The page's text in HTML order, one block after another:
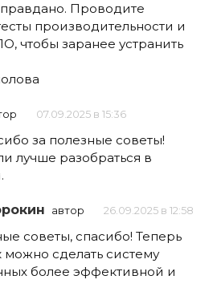
Проводите
производительности и
чтобы заранее устранить
07.09.2025 в 15:36
за полезные советы!
лучше разобраться в
автор 26.09.2025 в 12:58
советы, спасибо! Теперь
сделать систему
более эффективной и